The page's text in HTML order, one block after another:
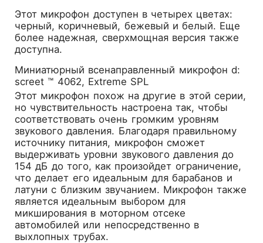
Этот микрофон доступен в четырех цветах:
черный, коричневый, бежевый и белый. Еще
более надежная, сверхмощная версия также
доступна.
Миниатюрный всенаправленный микрофон d:
screet ™ 4062, Extreme SPL
Этот микрофон похож на другие в этой серии,
но чувствительность настроена так, чтобы
соответствовать очень громким уровням
звукового давления. Благодаря правильному
источнику питания, микрофон сможет
выдерживать уровни звукового давления до
154 дБ до того, как произойдет ограничение,
что делает его идеальным для барабанов и
латуни с близким звучанием. Микрофон также
является идеальным выбором для
микширования в моторном отсеке
автомобилей или непосредственно в
выхлопных трубах.